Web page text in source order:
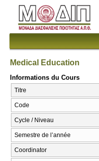
Medical Education
Informations du Cours
Titre
Code
Cycle / Niveau
Semestre de l’année
Coordinator